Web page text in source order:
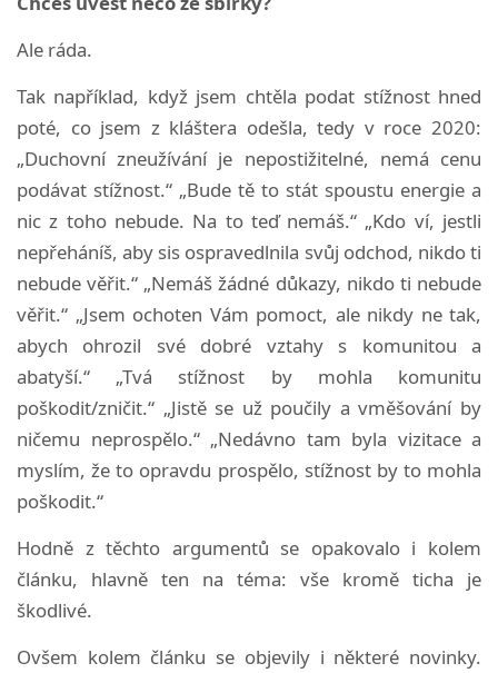
Ale ráda.
Tak například, když jsem chtěla podat stížnost hned
poté, co jsem z kláštera odešla, tedy v roce 2020:
„Duchovní zneužívání je nepostižitelné, nemá cenu
podávat stížnost.“ „Bude tě to stát spoustu energie a
nic z toho nebude. Na to teď nemáš.“ „Kdo ví, jestli
nepřeháníš, aby sis ospravedlnila svůj odchod, nikdo ti
nebude věřit.“ „Nemáš žádné důkazy, nikdo ti nebude
věřit.“ „Jsem ochoten Vám pomoct, ale nikdy ne tak,
abych ohrozil své dobré vztahy s komunitou a
abatyší.“ „Tvá stížnost by mohla komunitu
poškodit/zničit.“ „Jistě se už poučily a vměšování by
ničemu neprospělo.“ „Nedávno tam byla vizitace a
myslím, že to opravdu prospělo, stížnost by to mohla
poškodit.“
Hodně z těchto argumentů se opakovalo i kolem
článku, hlavně ten na téma: vše kromě ticha je
škodlivé.
Ovšem kolem článku se objevily i některé novinky.